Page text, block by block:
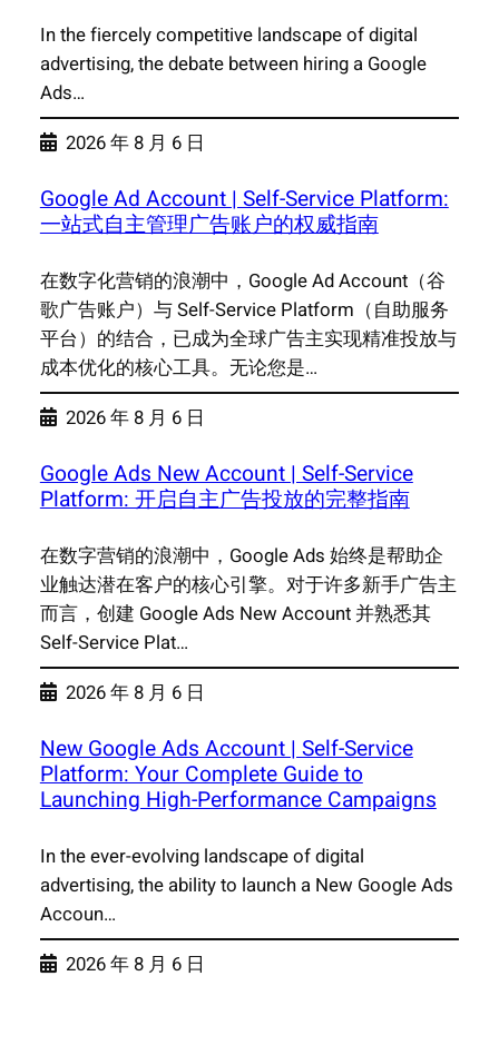
In the fiercely competitive landscape of digital
advertising, the debate between hiring a Google
Ads…
2026 年 8 月 6 日
Google Ad Account | Self-Service Platform:
一站式自主管理广告账户的权威指南
在数字化营销的浪潮中，Google Ad Account（谷
歌广告账户）与 Self-Service Platform（自助服务
平台）的结合，已成为全球广告主实现精准投放与
成本优化的核心工具。无论您是…
2026 年 8 月 6 日
Google Ads New Account | Self-Service
Platform: 开启自主广告投放的完整指南
在数字营销的浪潮中，Google Ads 始终是帮助企
业触达潜在客户的核心引擎。对于许多新手广告主
而言，创建 Google Ads New Account 并熟悉其
Self-Service Plat…
2026 年 8 月 6 日
New Google Ads Account | Self-Service
Platform: Your Complete Guide to
Launching High-Performance Campaigns
In the ever-evolving landscape of digital
advertising, the ability to launch a New Google Ads
Accoun…
2026 年 8 月 6 日